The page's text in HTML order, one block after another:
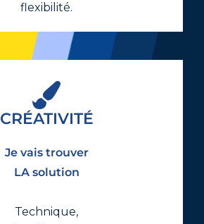
flexibilité.
CRÉATIVITÉ
Je vais trouver
LA solution
Technique,